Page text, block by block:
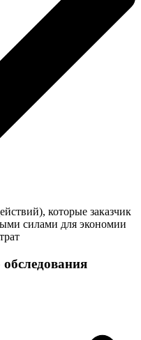
которые заказчик
силами для экономии